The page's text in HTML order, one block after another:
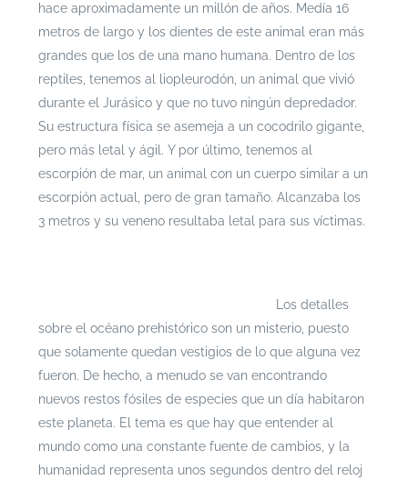
hace aproximadamente un millón de años. Medía 16
metros de largo y los dientes de este animal eran más
grandes que los de una mano humana. Dentro de los
reptiles, tenemos al liopleurodón, un animal que vivió
durante el Jurásico y que no tuvo ningún depredador.
Su estructura física se asemeja a un cocodrilo gigante,
pero más letal y ágil. Y por último, tenemos al
escorpión de mar, un animal con un cuerpo similar a un
escorpión actual, pero de gran tamaño. Alcanzaba los
3 metros y su veneno resultaba letal para sus víctimas.
Los detalles
sobre el océano prehistórico son un misterio, puesto
que solamente quedan vestigios de lo que alguna vez
fueron. De hecho, a menudo se van encontrando
nuevos restos fósiles de especies que un día habitaron
este planeta. El tema es que hay que entender al
mundo como una constante fuente de cambios, y la
humanidad representa unos segundos dentro del reloj